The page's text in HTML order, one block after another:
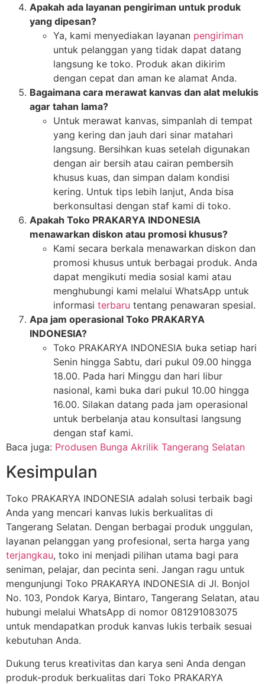
Apakah ada layanan pengiriman untuk produk
yang dipesan?
Ya, kami menyediakan layanan pengiriman
untuk pelanggan yang tidak dapat datang
langsung ke toko. Produk akan dikirim
dengan cepat dan aman ke alamat Anda.
Bagaimana cara merawat kanvas dan alat melukis
agar tahan lama?
Untuk merawat kanvas, simpanlah di tempat
yang kering dan jauh dari sinar matahari
langsung. Bersihkan kuas setelah digunakan
dengan air bersih atau cairan pembersih
khusus kuas, dan simpan dalam kondisi
kering. Untuk tips lebih lanjut, Anda bisa
berkonsultasi dengan staf kami di toko.
Apakah Toko PRAKARYA INDONESIA
menawarkan diskon atau promosi khusus?
Kami secara berkala menawarkan diskon dan
promosi khusus untuk berbagai produk. Anda
dapat mengikuti media sosial kami atau
menghubungi kami melalui WhatsApp untuk
informasi terbaru tentang penawaran spesial.
Apa jam operasional Toko PRAKARYA
INDONESIA?
Toko PRAKARYA INDONESIA buka setiap hari
Senin hingga Sabtu, dari pukul 09.00 hingga
18.00. Pada hari Minggu dan hari libur
nasional, kami buka dari pukul 10.00 hingga
16.00. Silakan datang pada jam operasional
untuk berbelanja atau konsultasi langsung
dengan staf kami.
Baca juga: Produsen Bunga Akrilik Tangerang Selatan
Kesimpulan
Toko PRAKARYA INDONESIA adalah solusi terbaik bagi
Anda yang mencari kanvas lukis berkualitas di
Tangerang Selatan. Dengan berbagai produk unggulan,
layanan pelanggan yang profesional, serta harga yang
terjangkau, toko ini menjadi pilihan utama bagi para
seniman, pelajar, dan pecinta seni. Jangan ragu untuk
mengunjungi Toko PRAKARYA INDONESIA di Jl. Bonjol
No. 103, Pondok Karya, Bintaro, Tangerang Selatan, atau
hubungi melalui WhatsApp di nomor 081291083075
untuk mendapatkan produk kanvas lukis terbaik sesuai
kebutuhan Anda.
Dukung terus kreativitas dan karya seni Anda dengan
produk-produk berkualitas dari Toko PRAKARYA